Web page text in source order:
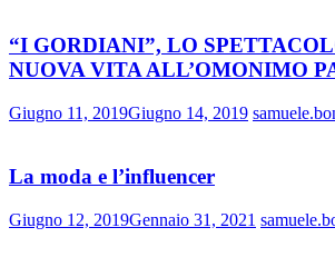
“I GORDIANI”, LO
NUOVA VITA ALL’OMONIMO
Giugno 11, 2019Giugno 14, 2019
La moda e l’influencer
Giugno 12, 2019Gennaio 31, 2021